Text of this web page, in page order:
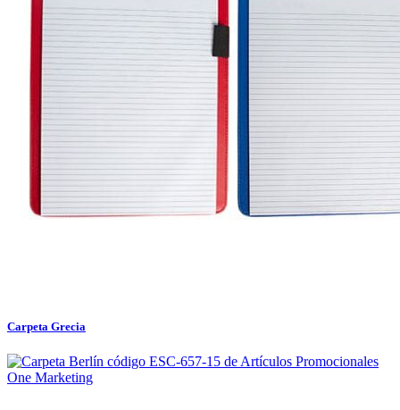
Carpeta Grecia